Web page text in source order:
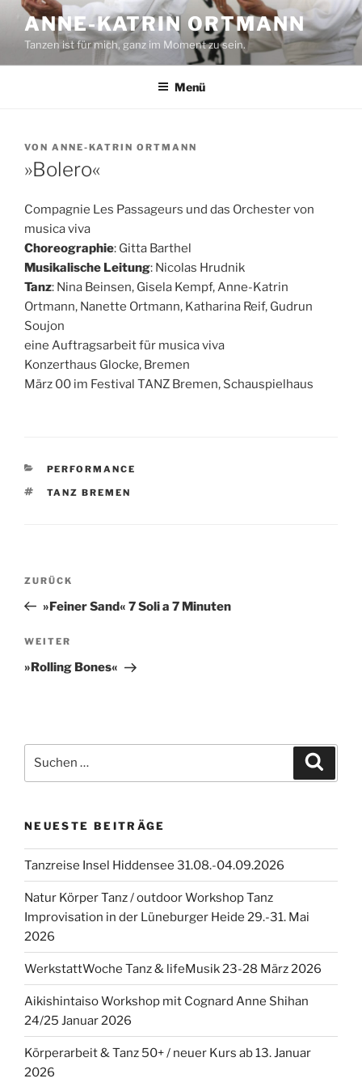
Zum
Inhalt
springen
ANNE-KATRIN ORTMANN
Tanzen ist für mich, ganz im Moment zu sein.
Menü
VERÖFFENTLICHT
AM
VON ANNE-KATRIN ORTMANN
»Bolero«
Compagnie Les Passageurs und das Orchester von
musica viva
Choreographie: Gitta Barthel
Musikalische Leitung: Nicolas Hrudnik
Tanz: Nina Beinsen, Gisela Kempf, Anne-Katrin
Ortmann, Nanette Ortmann, Katharina Reif, Gudrun
Soujon
eine Auftragsarbeit für musica viva
Konzerthaus Glocke, Bremen
März 00 im Festival TANZ Bremen, Schauspielhaus
KATEGORIEN
PERFORMANCE
SCHLAGWÖRTER
TANZ BREMEN
Beitragsnavigation
Vorheriger
Beitrag
ZURÜCK
»Feiner Sand« 7 Soli a 7 Minuten
Nächster
Beitrag
WEITER
»Rolling Bones«
nach:
NEUESTE BEITRÄGE
Tanzreise Insel Hiddensee 31.08.-04.09.2026
Natur Körper Tanz / outdoor Workshop Tanz
Improvisation in der Lüneburger Heide 29.-31. Mai
2026
WerkstattWoche Tanz & lifeMusik 23-28 März 2026
Aikishintaiso Workshop mit Cognard Anne Shihan
24/25 Januar 2026
Körperarbeit & Tanz 50+ / neuer Kurs ab 13. Januar
2026